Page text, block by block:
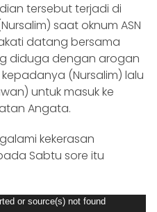
tersebut terjadi di
saat oknum ASN
datang bersama
diduga dengan arogan
(Nursalim) lalu
untuk masuk ke
Angata.
kekerasan
Sabtu sore itu
or source(s) not found